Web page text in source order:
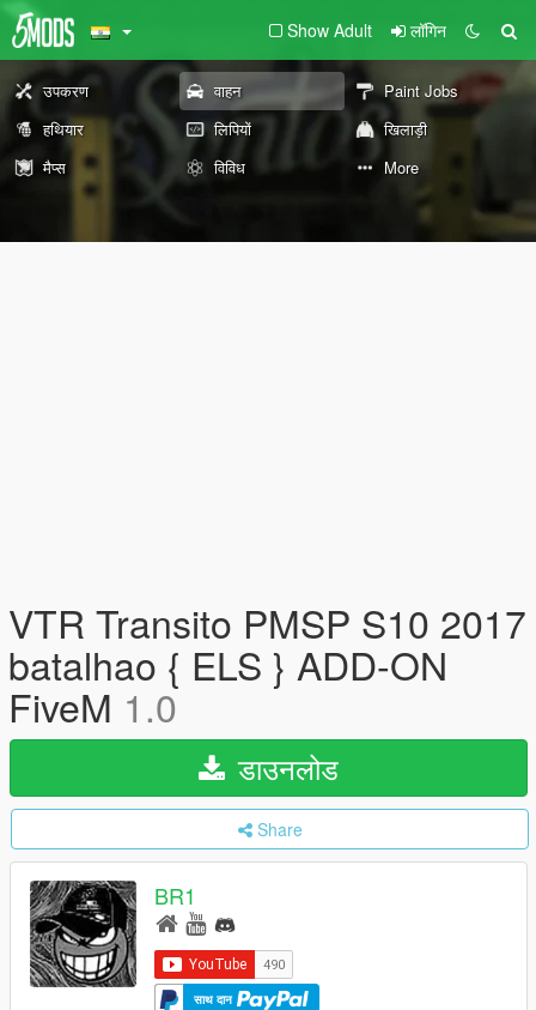
Show Adult लॉगिन
उपकरण वाहन
Paint Jobs
हथियार
लिपियों
खिलाड़ी
मैप्स
विविध More
VTR Transito PMSP S10 2017
batalhao { ELS } ADD-ON
FiveM 1.0
डाउनलोड
Share
BR1
साथ दान